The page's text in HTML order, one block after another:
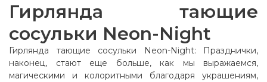
Гирлянда тающие
сосульки Neon-Night
Гирлянда тающие сосульки Neon-Night: Празднички,
наконец, стают еще больше, как мы выражаемся,
магическими и колоритными благодаря украшениям,